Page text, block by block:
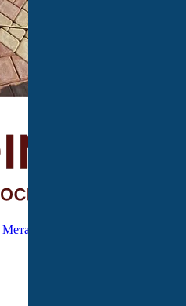
Металлический бордюр